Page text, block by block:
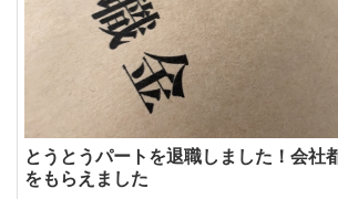
とうとうパートを退職しました！会社
をもらえました